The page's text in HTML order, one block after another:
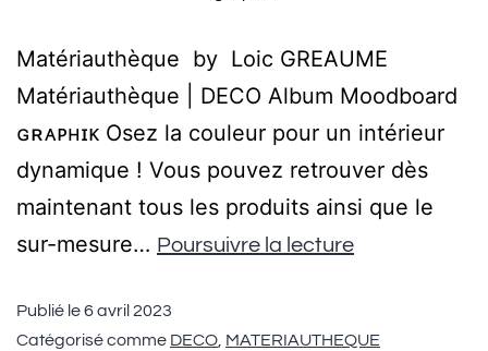
Matériauthèque by Loic GREAUME
Matériauthèque | DECO Album Moodboard
ɢʀᴀᴘʜɪᴋ Osez la couleur pour un intérieur
dynamique ! Vous pouvez retrouver dès
maintenant tous les produits ainsi que le
sur-mesure… Poursuivre la lecture
Publié le6 avril 2023
Catégorisé comme DECO MATERIAUTHEQUE